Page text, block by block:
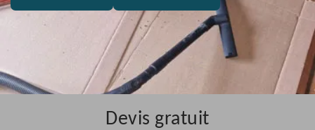
Devis gratuit